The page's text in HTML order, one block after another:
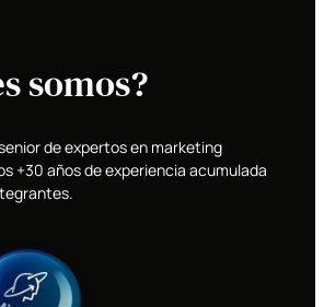
somos?
de expertos en marketing
+30 años de experiencia acumulada